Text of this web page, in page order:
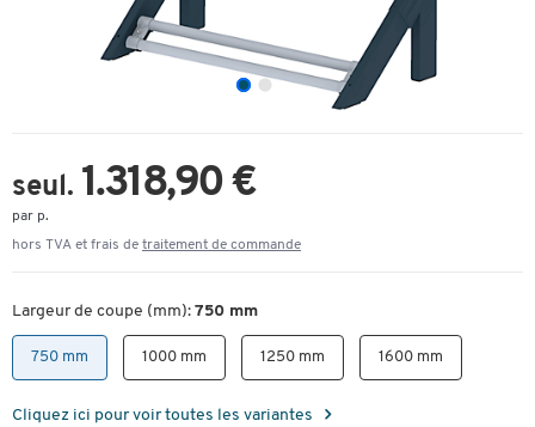
seul. 1.318,90 €
par p.
hors TVA et frais de traitement de commande
Largeur de coupe (mm): 750 mm
750 mm 1000 mm 1250 mm 1600 mm
Cliquez ici pour voir toutes les variantes